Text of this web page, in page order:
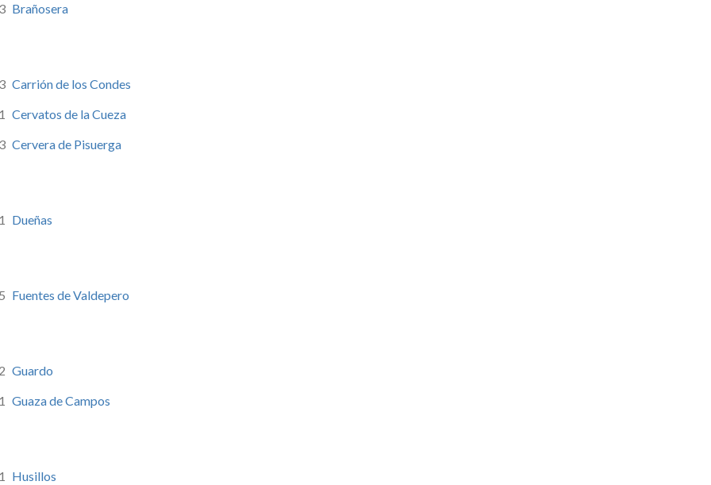
3 Brañosera
3 Carrión de los Condes
1 Cervatos de la Cueza
3 Cervera de Pisuerga
1 Dueñas
5 Fuentes de Valdepero
2 Guardo
1 Guaza de Campos
1 Husillos